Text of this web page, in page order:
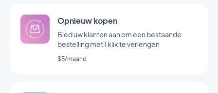
Opnieuw kopen
Bied uw klanten aan om een bestaande
bestelling met 1 klik te verlengen
$5/maand